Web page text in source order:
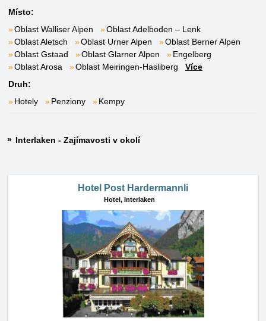
Místo:
Oblast Walliser Alpen
Oblast Adelboden – Lenk
Oblast Aletsch
Oblast Urner Alpen
Oblast Berner Alpen
Oblast Gstaad
Oblast Glarner Alpen
Engelberg
Oblast Arosa
Oblast Meiringen-Hasliberg
Více
Druh:
Hotely
Penziony Kempy
Interlaken - Zajímavosti v okolí
Hotel Post Hardermannli
Hotel, Interlaken